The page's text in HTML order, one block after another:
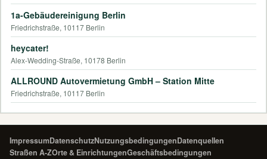
1a-Gebäudereinigung Berlin
Friedrichstraße, 10117 Berlin
heycater!
Alex-Wedding-Straße, 10178 Berlin
ALLROUND Autovermietung GmbH – Station Mitte
Friedrichstraße, 10117 Berlin
ImpressumDatenschutzNutzungsbedingungenDatenquellen
Straßen A-ZOrte & EinrichtungenGeschäftsbedingungen